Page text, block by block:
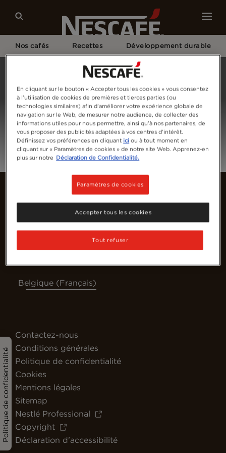
Nos cafés Recettes Développement durable
Connectez-vous
Politique de confidentialité
Belgique (Français)
Contactez-nous
Conditions générales
Politique de confidentialité
Cookies
Mentions légales
Sitemap
Nestlé Professional
Copyright
Déclaration d'accessibilité
En cliquant sur le bouton « Accepter tous les cookies » vous consentez
à l’utilisation de cookies de premières et tierces parties (ou
technologies similaires) afin d’améliorer votre expérience globale de
navigation sur le Web, de mesurer notre audience, de collecter des
informations utiles pour nous permettre, ainsi qu’à nos partenaires, de
vous proposer des publicités adaptées à vos centres d’intérêt.
Définissez vos préférences en cliquant ici ou à tout moment en
cliquant sur « Paramètres de cookies » de notre site Web. Apprenez-en
plus sur notre Déclaration de Confidentialité.
Paramètres de cookies
Tout refuser
Accepter tous les cookies